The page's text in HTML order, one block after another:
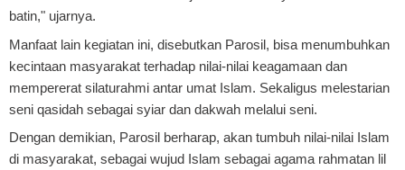
batin," ujarnya.
Manfaat lain kegiatan ini, disebutkan Parosil, bisa menumbuhkan
kecintaan masyarakat terhadap nilai-nilai keagamaan dan
mempererat silaturahmi antar umat Islam. Sekaligus melestarian
seni qasidah sebagai syiar dan dakwah melalui seni.
Dengan demikian, Parosil berharap, akan tumbuh nilai-nilai Islam
di masyarakat, sebagai wujud Islam sebagai agama rahmatan lil